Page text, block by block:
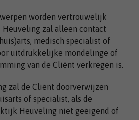
worden vertrouwelijk
Heuveling zal alleen contact
medisch specialist of
uitdrukkelijke mondelinge of
van de Cliënt verkregen is.
zal de Cliënt doorverwijzen
of specialist, als de
Heuveling niet geëigend of